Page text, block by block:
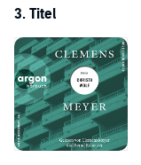
3. Titel